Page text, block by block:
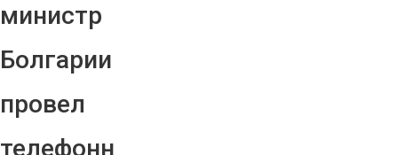
министр
Болгарии
провел
телефонн